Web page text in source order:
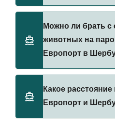
автомобилем из Рослэр
Brittany Ferries
Можно ли брать
животных на
Европорт в
брать на паромы между
Шербур.
Какое
Европорт и